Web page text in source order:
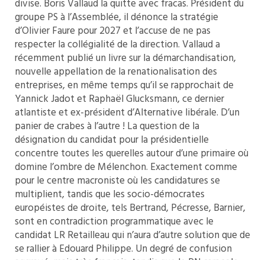
divise. Boris Vallaud la quitte avec fracas. Président du
groupe PS à l’Assemblée, il dénonce la stratégie
d’Olivier Faure pour 2027 et l’accuse de ne pas
respecter la collégialité de la direction. Vallaud a
récemment publié un livre sur la démarchandisation,
nouvelle appellation de la renationalisation des
entreprises, en même temps qu’il se rapprochait de
Yannick Jadot et Raphaël Glucksmann, ce dernier
atlantiste et ex-président d’Alternative libérale. D’un
panier de crabes à l’autre ! La question de la
désignation du candidat pour la présidentielle
concentre toutes les querelles autour d’une primaire où
domine l’ombre de Mélenchon. Exactement comme
pour le centre macroniste où les candidatures se
multiplient, tandis que les socio-démocrates
européistes de droite, tels Bertrand, Pécresse, Barnier,
sont en contradiction programmatique avec le
candidat LR Retailleau qui n’aura d’autre solution que de
se rallier à Edouard Philippe. Un degré de confusion